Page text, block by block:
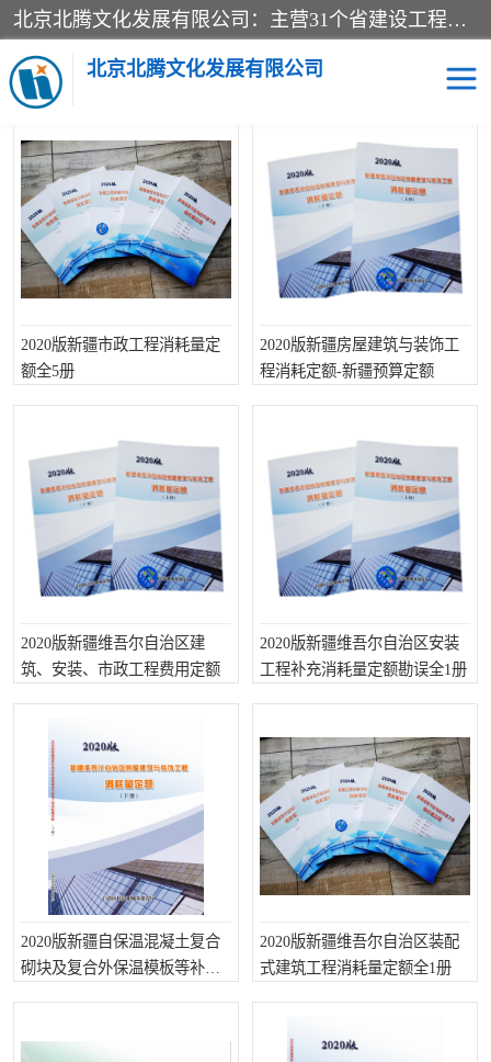
北京北腾文化发展有限公司：主营31个省建设工程预算书,工程预算软件,工程计价依据,工程造价定额,工程量清单计价定额,建设工程量消耗量定额,各行业工程预算定额,铁路定额,电力定额,矿山定额,*,黄金定额,钢铁企业检修定额,中石化安装检修定额,煤矿图书,医院书籍等.诚信的经营，在发展的同时公司不忘不断总结不断优化为客户的服务，和一如既往的热情赢得了新老客户的极高评价及青睐。
北京北腾文化发展有限公司
当前位置：首页>供应商机>新疆建设工程预算定额
新疆建设工程预算定额的供应产品
2020版新疆市政工程消耗量定
额全5册
2020版新疆房屋建筑与装饰工
程消耗定额-新疆预算定额
2020版新疆维吾尔自治区建
筑、安装、市政工程费用定额
2020版新疆维吾尔自治区安装
工程补充消耗量定额勘误全1册
2020版新疆自保温混凝土复合
砌块及复合外保温模板等补充
2020版新疆维吾尔自治区装配
式建筑工程消耗量定额全1册
医院图书 预算定额
电力图书 煤矿图书
标准图书 铁路建设工程预算定额
电力行业工程预算定额 石油化工安装预算定额
新石油化工检修定额 石油化工概算定额数据
石油建设安装工程预算定 长输管道工程检修维修预
算定额
山东省工程预算定额 法律图书
电网技改,拆除,检修定额 炼油化工计价依据定额
额
湖北建设工程消耗量定额 湖南建设工程预算定额
黄金矿山工程预算定额 冶金工业矿山建设工程预
算定额2
冶金工业建设工程预算定 人防工程预算定额
电子工程概预算定额 有色工程预算定额
内河航运工程概预算定额 沿海港口工程预算定额
疏浚工程预算定额 吉林建筑工程预算定额
吉林建设工程计价定额 辽宁省建筑工程预算定额